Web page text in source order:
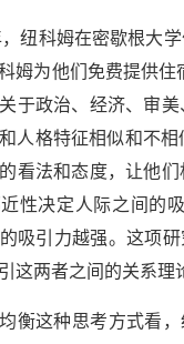
纽科姆在密歇根大
姆为他们免费提供
于政治、经济、审
人格特征相似和不
看法和态度，让他
性决定人际之间的
吸引力越强。这项
这两者之间的关系理
衡这种思考方式看